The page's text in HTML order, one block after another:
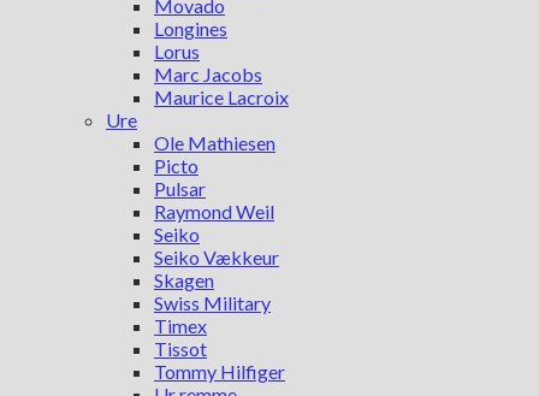
Movado
Longines
Lorus
Marc Jacobs
Maurice Lacroix
Ure
Ole Mathiesen
Picto
Pulsar
Raymond Weil
Seiko
Seiko Vækkeur
Skagen
Swiss Military
Timex
Tissot
Tommy Hilfiger